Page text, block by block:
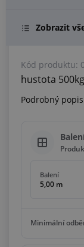
Zobrazit
Kód produktu:
hustota
Podrobný popis
Balení
5,00 m
Minimální